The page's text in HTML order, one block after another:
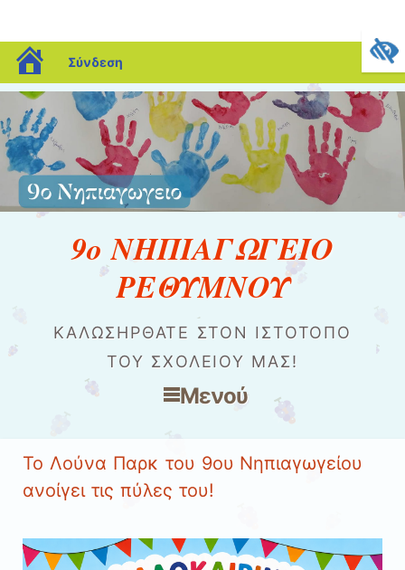
blogs.sch.gr
Σύνδεση
9ο ΝΗΠΙΑΓΩΓΕΙΟ
ΡΕΘΥΜΝΟΥ
ΚΑΛΩΣΉΡΘΑΤΕ ΣΤΟΝ ΙΣΤΌΤΟΠΟ
ΤΟΥ ΣΧΟΛΕΊΟΥ ΜΑΣ!
Μενού
Το Λούνα Παρκ του 9ου Νηπιαγωγείου
ανοίγει τις πύλες του!